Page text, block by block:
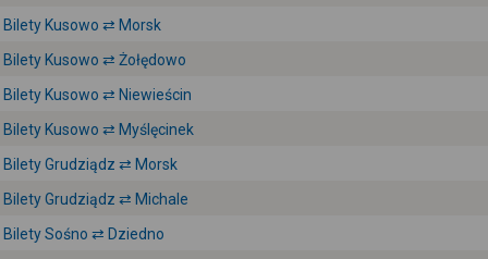
Bilety Kusowo ⇄ Morsk
Bilety Kusowo ⇄ Żołędowo
Bilety Kusowo ⇄ Niewieścin
Bilety Kusowo ⇄ Myślęcinek
Bilety Grudziądz ⇄ Morsk
Bilety Grudziądz ⇄ Michale
Bilety Sośno ⇄ Dziedno